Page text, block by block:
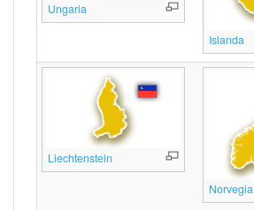
Ungaria
Islanda
Liechtenstein
Norvegia